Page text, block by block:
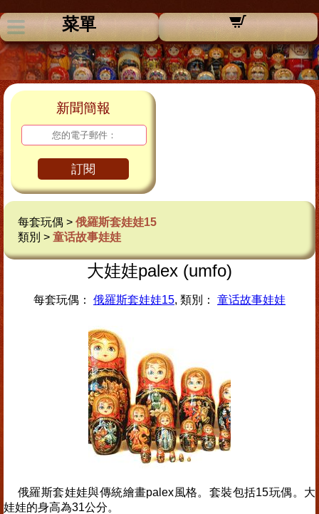
菜單
新聞簡報
訂閱
每套玩偶 > 俄羅斯套娃娃15
類別 > 童话故事娃娃
大娃娃palex (umfo)
每套玩偶： 俄羅斯套娃娃15, 類別： 童话故事娃娃
俄羅斯套娃娃與傳統繪畫palex風格。套裝包括15玩偶。大
娃娃的身高為31公分。